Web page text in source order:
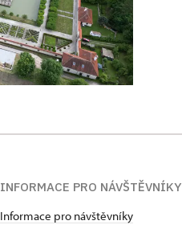
INFORMACE PRO NÁVŠTĚVNÍKY
Informace pro návštěvníky